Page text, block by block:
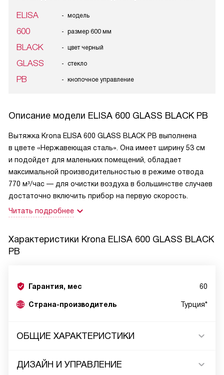
ELISA модель
600 размер 600 мм
BLACK цвет черный
GLASS стекло
PB кнопочное управление
Описание модели ELISA 600 GLASS BLACK PB
Вытяжка Krona ELISA 600 GLASS BLACK PB выполнена
в цвете «Нержавеющая сталь». Она имеет ширину 53 см
и подойдет для маленьких помещений, обладает
максимальной производительностью в режиме отвода
770 м³/час — для очистки воздуха в большинстве случаев
достаточно включить прибор на первую скорость.
Читать подробнее
Характеристики Krona ELISA 600 GLASS BLACK
PB
Гарантия, мес 60
Страна-производитель Турция*
ОБЩИЕ ХАРАКТЕРИСТИКИ
ДИЗАЙН И УПРАВЛЕНИЕ